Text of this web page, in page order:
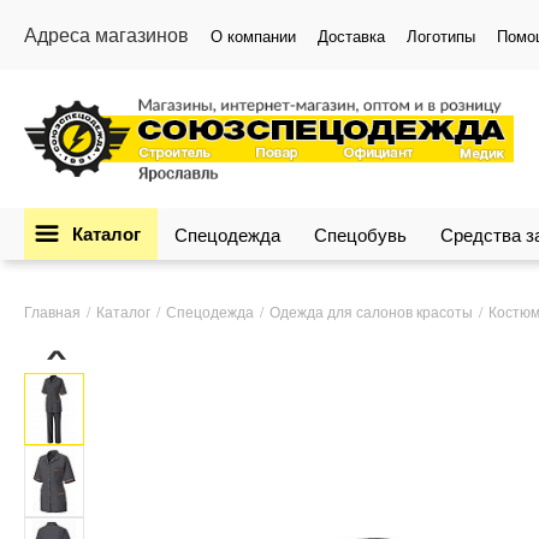
Адреса магазинов О компании Доставка Логотипы
Каталог Спецодежда Спецобувь Средства
Главная Каталог Спецодежда Одежда для салонов красоты
›